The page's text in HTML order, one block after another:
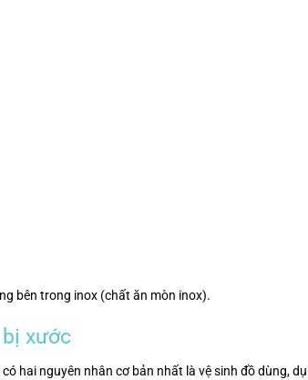
bên trong inox (chất ăn mòn inox).
xước
hai nguyên nhân cơ bản nhất là vệ sinh đồ dùng,